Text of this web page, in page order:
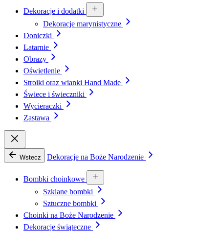
Dekoracje i dodatki
Dekoracje marynistyczne
Doniczki
Latarnie
Obrazy
Oświetlenie
Stroiki oraz wianki Hand Made
Świece i świeczniki
Wycieraczki
Zastawa
Wstecz Dekoracje na Boże Narodzenie
Bombki choinkowe
Szklane bombki
Sztuczne bombki
Choinki na Boże Narodzenie
Dekoracje świąteczne